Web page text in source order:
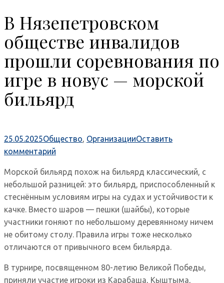
В Нязепетровском
обществе инвалидов
прошли соревнования по
игре в новус — морской
бильярд
25.05.2025Общество, ОрганизацииОставить
комментарий
Морской бильярд похож на бильярд классический, с
небольшой разницей: это бильярд, приспособленный к
стеснённым условиям игры на судах и устойчивости к
качке. Вместо шаров — пешки (шайбы), которые
участники гоняют по небольшому деревянному ничем
не обитому столу. Правила игры тоже несколько
отличаются от привычного всем бильярда.
В турнире, посвященном 80-летию Великой Победы,
приняли участие игроки из Карабаша, Кыштыма,